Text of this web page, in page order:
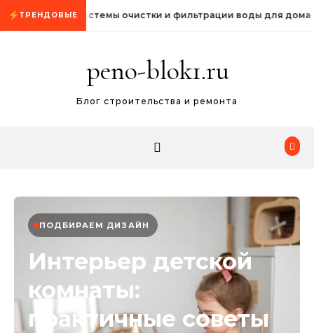
Промотать к содержимому
ТРЕНДОВЫЕСистемы очистки и фильтрации воды для дома
peno-blok1.ru
Блог строительства и ремонта
ПОДБИРАЕМ ДИЗАЙН
Интерьер детской
комнаты:
практичные советы